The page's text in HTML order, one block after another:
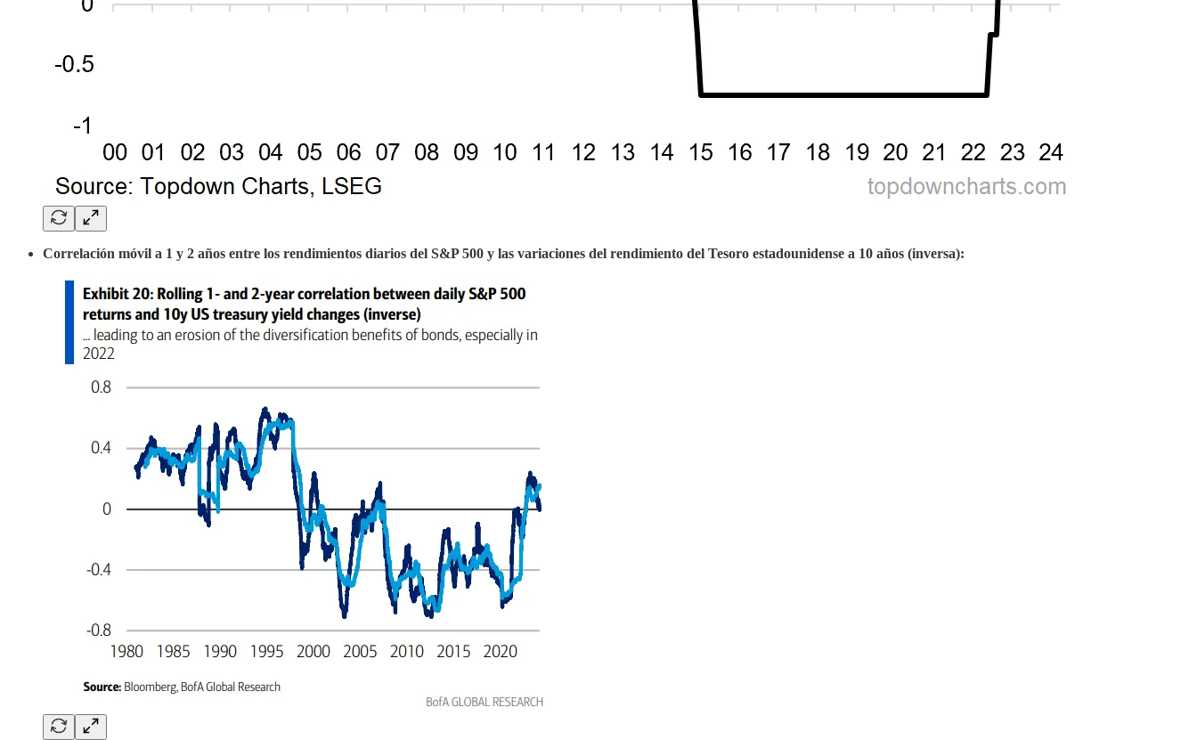
Correlación móvil a 1 y 2 años entre los rendimientos diarios del S&P 500 y las variaciones del rendimiento del Tesoro estadounidense a 10 años (inversa):